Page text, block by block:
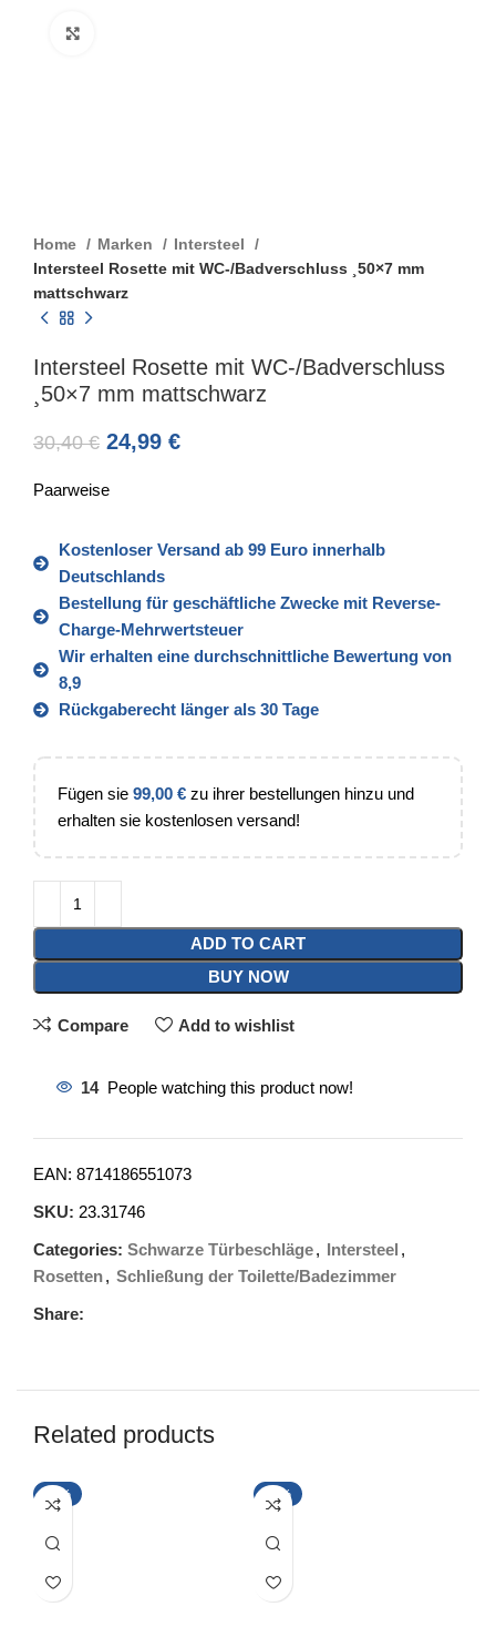
Home Marken
Intersteel
Intersteel Rosette mit WC-/Badverschluss ¸50×7 mm
mattschwarz
Intersteel Rosette mit WC-/Badverschluss
¸50×7 mm mattschwarz
30,40€ 24,99 €
Paarweise
Kostenloser Versand ab 99 Euro innerhalb
Deutschlands
Bestellung für geschäftliche Zwecke mit Reverse-
Charge-Mehrwertsteuer
Wir erhalten eine durchschnittliche Bewertung von
8,9
Rückgaberecht länger als 30 Tage
Fügen sie 99,00 € zu ihrer bestellungen hinzu und
erhalten sie kostenlosen versand!
ADD TO CART
BUY NOW
Compare Add to wishlist
14 People watching this product now!
EAN: 8714186551073
SKU: 23.31746
Categories: Schwarze Türbeschläge, Intersteel ,
Rosetten, Schließung der Toilette/Badezimmer
Share:
Related products
-31% -50%